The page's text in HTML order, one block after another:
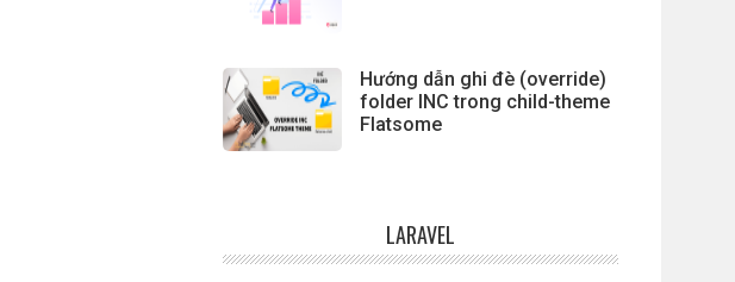
Hướng dẫn ghi đè (override)
folder INC trong child-theme
Flatsome
LARAVEL